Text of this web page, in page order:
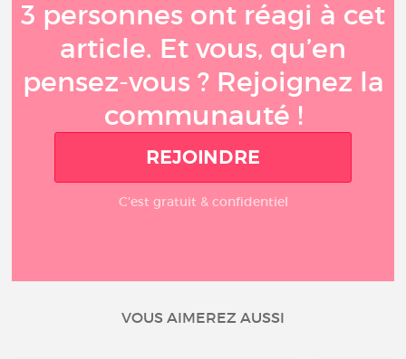
3 personnes ont réagi à cet
article. Et vous, qu’en
pensez-vous ? Rejoignez la
communauté !
REJOINDRE
C'est gratuit & confidentiel
VOUS AIMEREZ AUSSI